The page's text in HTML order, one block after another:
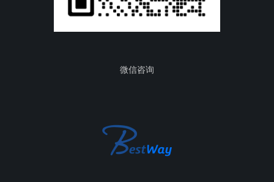
微信咨询